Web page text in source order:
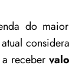
do
considera
receber